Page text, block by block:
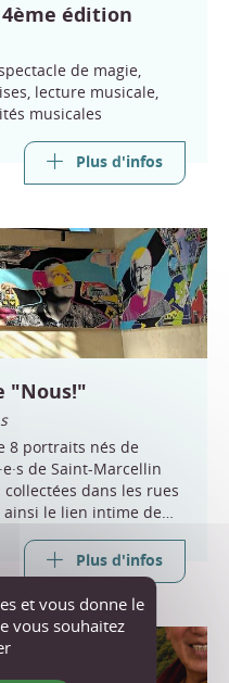
édition
de magie,
lecture musicale,
musicales
Plus d'infos
"Nous!"
8 portraits nés de
de Saint-Marcellin
dans les rues
le lien intime de
Plus d'infos
et vous donne le
vous souhaitez